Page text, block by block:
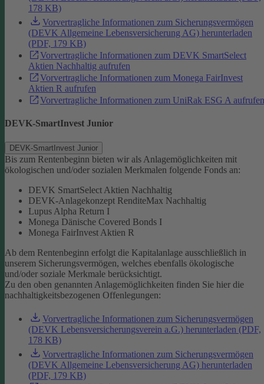
178 KB)
Vorvertragliche Informationen zum Sicherungsvermögen
(DEVK Allgemeine Lebensversicherung AG) herunterladen
(PDF, 179 KB)
Vorvertragliche Informationen zum DEVK SmartSelect
Aktien Nachhaltig aufrufen
Vorvertragliche Informationen zum Monega FairInvest
Aktien R aufrufen
Vorvertragliche Informationen zum UniRak ESG A aufrufen
DEVK-SmartInvest Junior
DEVK-SmartInvest Junior
Bis zum Rentenbeginn bieten wir als Anlagemöglichkeiten mit
ökologischen und/oder sozialen Merkmalen folgende Fonds an:
DEVK SmartSelect Aktien Nachhaltig
DEVK-Anlagekonzept RenditeMax Nachhaltig
Lupus Alpha Return I
Monega Dänische Covered Bonds I
Monega FairInvest Aktien R
Ab dem Rentenbeginn erfolgt die Kapitalanlage ausschließlich in
unserem Sicherungsvermögen, welches ebenfalls ökologische
und/oder soziale Merkmale berücksichtigt.
Zu den oben genannten Anlagemöglichkeiten finden Sie hier die
nachhaltigkeitsbezogenen Offenlegungen:
Vorvertragliche Informationen zum Sicherungsvermögen
(DEVK Lebensversicherungsverein a.G.) herunterladen (PDF,
178 KB)
Vorvertragliche Informationen zum Sicherungsvermögen
(DEVK Allgemeine Lebensversicherung AG) herunterladen
(PDF, 179 KB)